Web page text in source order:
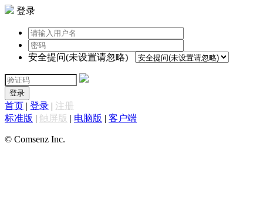
登录
安全提问(未设置请忽略)
登录
首页 | 登录 | 注册
标准版 | 触屏版 | 电脑版 | 客户端
© Comsenz Inc.